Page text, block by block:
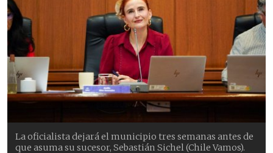
La oficialista dejará el municipio tres semanas antes de
que asuma su sucesor, Sebastián Sichel (Chile Vamos).